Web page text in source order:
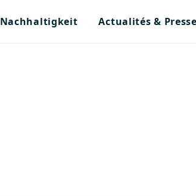
Nachhaltigkeit Actualités & Presse